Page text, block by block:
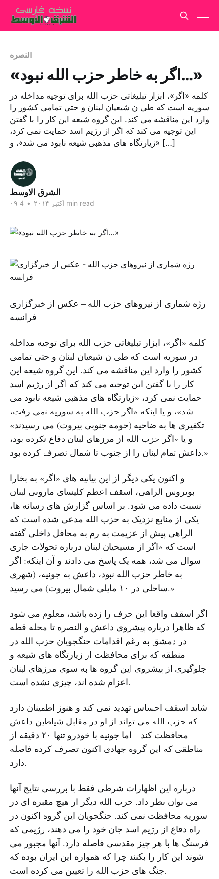
النصره
«اگر به خاطر حزب الله نبود…»
کلمه «اگر»، ابزار تبلیغاتی حزب الله برای توجیه مداخله در
سوریه است که طی ن شیعیان لبنان و حتی تمامی کشور را
وارد این مناقشه می کند. این گروه شیعه این کار را با گفتن
این توجیه می کند که اگر از رژیم اسد حمایت نمی کرد،
«زیارتگاه های مذهبی شیعه نابود می شد»، و […]
الشرق الاوسط
۰۹ اکتبر ۲۰۱۴ • 4 min read
رژه شماری از نیروهای حزب الله – عکس از خبرگزاری
فرانسه
کلمه «اگر»، ابزار تبلیغاتی حزب الله برای توجیه مداخله
در سوریه است که طی ن شیعیان لبنان و حتی تمامی
کشور را وارد این مناقشه می کند. این گروه شیعه این
کار را با گفتن این توجیه می کند که اگر از رژیم اسد
حمایت نمی کرد، «زیارتگاه های مذهبی شیعه نابود می
شد»، و یا اینکه «اگر حزب الله به سوریه نمی رفت،
تکفیری ها به ضاحیه (حومه جنوبی بیروت) می رسیدند»
و یا «اگر حزب الله از مرزهای لبنان دفاع نکرده بود،
داعش تمام لبنان را از جنوب تا شمال تصرف کرده بود.»
و اکنون یکی دیگر از این بیانیه های «اگر» به بخارا
بوتروس الراهی، اسقف اعظم کلیسای مارونی لبنان
نسبت داده می شود. بر اساس گزارش های رسانه ها،
یکی از منابع نزدیک به حزب الله مدعی شده است که
الراهی پیش از عزیمت به رم به محافل داخلی گفته
است که «اگر از مسیحیان لبنان درباره تحولات جاری
سوال می شد، همه یک پاسخ می دادند و آن اینکه: اگر
به خاطر حزب الله نبود، داعش به جونیه، (شهری
ساحلی در ۱۰ مایلی شمال بیروت) می رسید.»
اگر اسقف واقعا این حرف را زده باشد، معلوم می شود
که ظاهرا درباره پیشروی داعش و النصره تا محله قطه
در دمشق به رغم اقدامات جنگجویان حزب الله در
منطقه که برای محافظت از زیارتگاه های شیعه و
جلوگیری از پیشروی این گروه ها به سوی مرزهای لبنان
اعزام شده اند، چیزی نشده است.
شاید اسقف احساس تهدید نمی کند و هنوز اطمینان دارد
که حزب الله می تواند از او در مقابل شیاطین داعش
محافظت کند – اما جونیه با خودرو تنها ۲۰ دقیقه از
مناطقی که این گروه جهادی اکنون تصرف کرده فاصله
دارد.
درباره این اظهارات شرطی فقط با بررسی نتایج آنها
می توان نظر داد. حزب الله دیگر از هیچ مقبره ای در
سوریه محافظت نمی کند. جنگجویان این گروه اکنون در
راه دفاع از رژیم اسد جان خود را می دهند، رژیمی که
فرسنگ ها با هر چیز مقدسی فاصله دارد. آنها مجبور می
شوند این کار را بکنند چرا که همواره این ایران بوده که
جنگ های حزب الله را تعیین می کرده است.